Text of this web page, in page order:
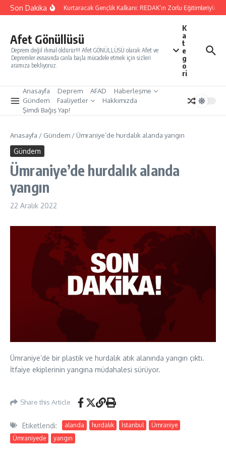
İçeriğe atla
Son DakikaYarınları Kurtaracak Gençlik Kalkanı: REDAK’ın Zorlu Eğitimleriyle
Afet Gönüllüsü
Deprem değil ihmal öldürür!!! Afet GÖNÜLLÜSÜ olarak Afet ve
Depremler esnasında canla başla mücadele etmek için sizleri
aramıza bekliyoruz.
K
a
t
e
g
o
ri
Anasayfa Deprem AFAD
Haberleşme
Gündem
Faaliyetler
Hakkımızda
Şimdi Bağış Yap!
Anasayfa / Gündem / Ümraniye’de hurdalık alanda yangın
Gündem
Ümraniye’de hurdalık alanda
yangın
22 Aralık 2022
Ümraniye’de bir plastik ve hurdalık atık alanında yangın çıktı.
İtfaiye ekiplerinin yangına müdahalesi sürüyor.
Share this Article
Etiketlendi: alanda hurdalık İstanbul
Ümraniye
Ümraniyede
yangın